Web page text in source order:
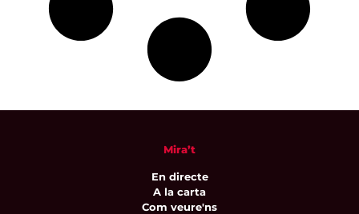
Mira’t
En directe
A la carta
Com veure'ns